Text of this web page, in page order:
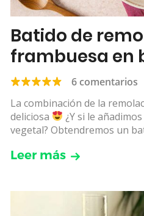
Batido de
frambuesa en
6 comentarios
La combinación de la
deliciosa
¿Y si le
vegetal? Obtendremos un
Leer más